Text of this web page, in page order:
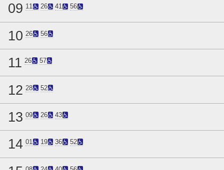
09 11 26 41 56
10 26 56
11 26 57
12 28 52
13 09 26 43
14 01 19 36 52